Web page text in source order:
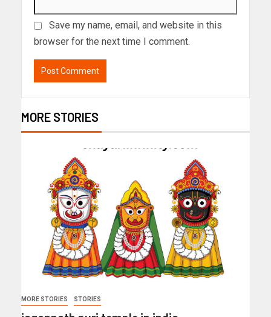
Save my name, email, and website in this
browser for the next time I comment.
MORE STORIES
MORE STORIES STORIES